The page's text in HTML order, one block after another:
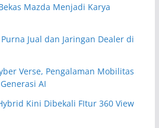
Mazda Menjadi Karya
Purna Jual dan Jaringan Dealer di
Verse, Pengalaman Mobilitas
AI
Kini Dibekali FItur 360 View